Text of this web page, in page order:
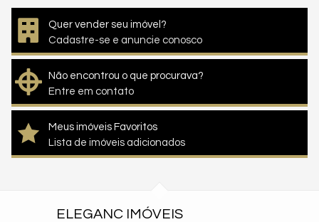
Quer vender seu imóvel?
Cadastre-se e anuncie conosco
Não encontrou o que procurava?
Entre em contato
Meus imóveis Favoritos
Lista de imóveis adicionados
ELEGANC IMÓVEIS